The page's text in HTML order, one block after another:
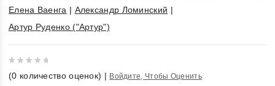
Елена Ваенга | Александр Ломинский |
Артур Руденко ("Артур")
out
(0 количество оценок) | Войдите, Чтобы Оценить